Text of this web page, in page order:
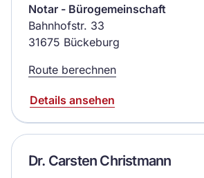
Notar - Bürogemeinschaft
Bahnhofstr. 33
31675 Bückeburg
Route berechnen
Details ansehen
Dr. Carsten Christmann